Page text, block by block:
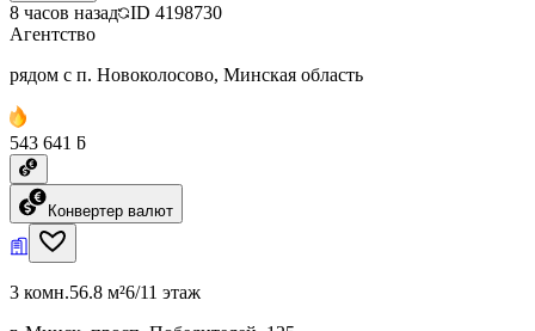
8 часов назад ID 4198730
Агентство
рядом с п. Новоколосово, Минская область
543 641 ƃ
Конвертер валют
3 комн.56.8 м²6/11 этаж